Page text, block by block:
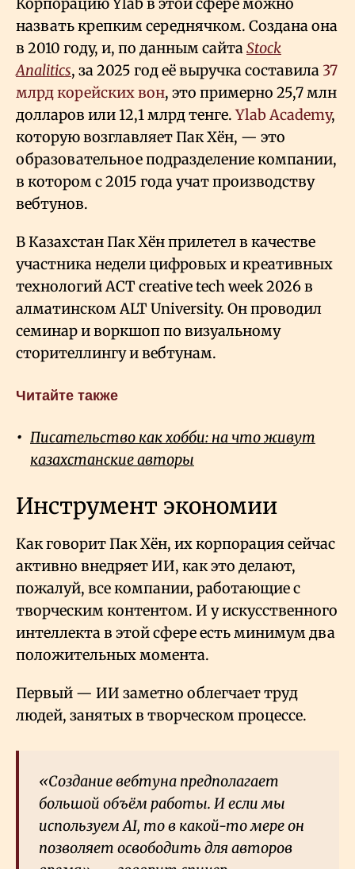
назвать крепким середнячком. Создана она
в 2010 году, и, по данным сайтаStock
Analitics, за 2025 год её выручка составила 37
млрд корейских вон, это примерно 25,7 млн
долларов или 12,1 млрд тенге.Ylab Academy,
которую возглавляет Пак Хён, — это
образовательное подразделение компании,
в котором с 2015 года учат производству
вебтунов.
В Казахстан Пак Хён прилетел в качестве
участника недели цифровых и креативных
технологий ACT creative tech week 2026 в
алматинском ALT University. Он проводил
семинар и воркшоп по визуальному
сторителлингу и вебтунам.
Читайте также
Писательство как хобби: на что живут
казахстанские авторы
Инструмент экономии
Как говорит Пак Хён, их корпорация сейчас
активно внедряет ИИ, как это делают,
пожалуй, все компании, работающие с
творческим контентом. И у искусственного
интеллекта в этой сфере есть минимум два
положительных момента.
Первый — ИИ заметно облегчает труд
людей, занятых в творческом процессе.
«Создание вебтуна предполагает
большой объём работы. И если мы
используем AI, то в какой-то мере он
позволяет освободить для авторов